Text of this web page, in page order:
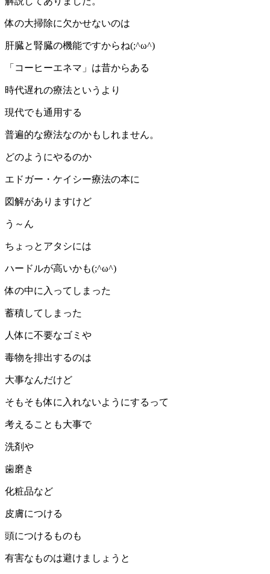
体の大掃除に欠かせないのは
肝臓と腎臓の機能ですからね(;^ω^)
「コーヒーエネマ」は昔からある
時代遅れの療法というより
現代でも通用する
普遍的な療法なのかもしれません。
どのようにやるのか
エドガー・ケイシー療法の本に
図解がありますけど
う～ん
ちょっとアタシには
ハードルが高いかも(;^ω^)
体の中に入ってしまった
蓄積してしまった
人体に不要なゴミや
毒物を排出するのは
大事なんだけど
そもそも体に入れないようにするって
考えることも大事で
洗剤や
歯磨き
化粧品など
皮膚につける
頭につけるものも
有害なものは避けましょうと